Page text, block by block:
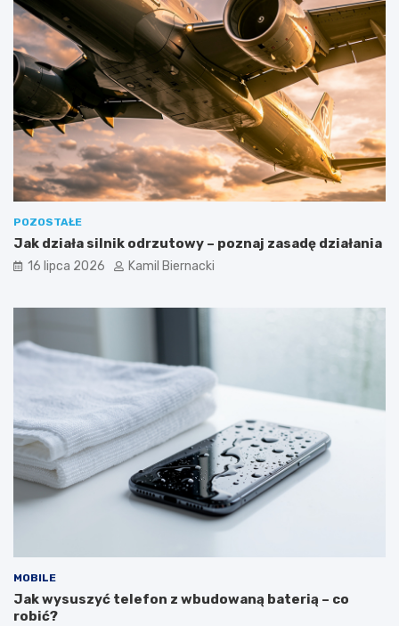
POZOSTAŁE
Jak działa silnik odrzutowy – poznaj zasadę działania
16 lipca 2026 Kamil Biernacki
MOBILE
Jak wysuszyć telefon z wbudowaną baterią – co
robić?